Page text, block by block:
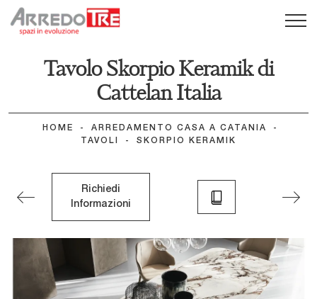
Tavolo Skorpio Keramik di
Cattelan Italia
HOME - ARREDAMENTO CASA A CATANIA
-
TAVOLI
- SKORPIO KERAMIK
Richiedi
Informazioni